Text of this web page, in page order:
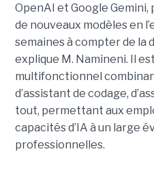
OpenAI et Google
de nouveaux modèles en
semaines à compter de la
explique M. Namineni. Il
multifonctionnel
d’assistant de codage,
tout, permettant aux
capacités d’IA à un large
professionnelles.